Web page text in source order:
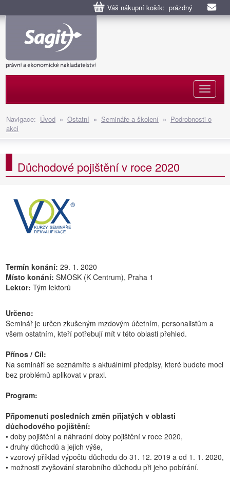
Váš nákupní košík: prázdný
Navigace: Úvod » Ostatní » Semináře a školení » Podrobnosti o
akci
Důchodové pojištění v roce 2020
Termín konání: 29. 1. 2020
Místo konání: SMOSK (K Centrum), Praha 1
Lektor: Tým lektorů
Určeno:
Seminář je určen zkušeným mzdovým účetním, personalistům a
všem ostatním, kteří potřebují mít v této oblasti přehled.
Přínos / Cíl:
Na semináři se seznámíte s aktuálními předpisy, které budete moci
bez problémů aplikovat v praxi.
Program:
Připomenutí posledních změn přijatých v oblasti
důchodového pojištění:
• doby pojištění a náhradní doby pojištění v roce 2020,
• druhy důchodů a jejich výše,
• vzorový příklad výpočtu důchodu do 31. 12. 2019 a od 1. 1. 2020,
• možnosti zvyšování starobního důchodu při jeho pobírání.